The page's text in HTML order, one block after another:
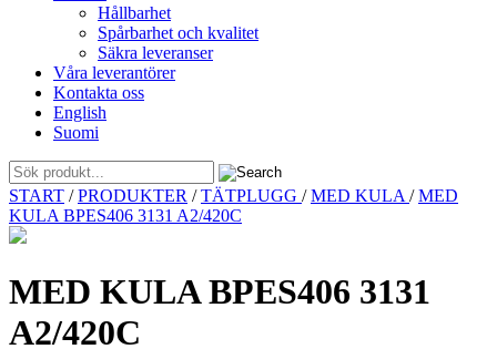
Hållbarhet
Spårbarhet och kvalitet
Säkra leveranser
Våra leverantörer
Kontakta oss
English
Suomi
Skip
to
content
START /PRODUKTER /TÄTPLUGG /MED KULA /MED
KULA BPES406 3131 A2/420C
MED KULA BPES406 3131
A2/420C